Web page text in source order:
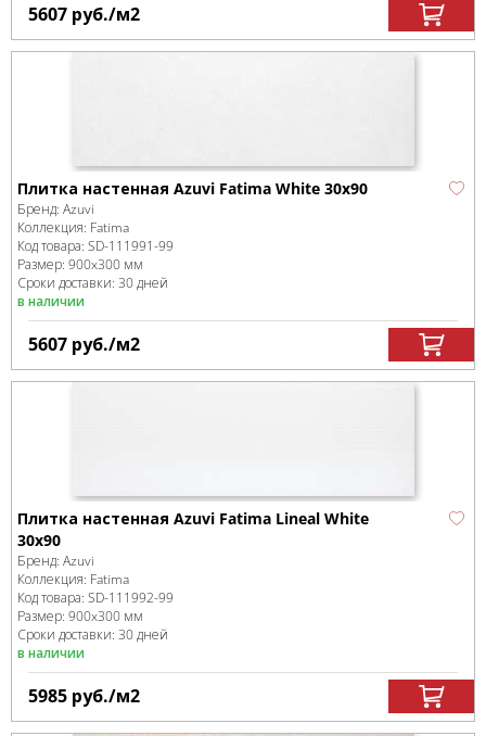
5607 руб./м2
Плитка настенная Azuvi Fatima White 30x90
Бренд: Azuvi
Коллекция: Fatima
Код товара: SD-111991-99
Размер: 900x300 мм
Сроки доставки: 30 дней
в наличии
5607 руб./м2
Плитка настенная Azuvi Fatima Lineal White
30x90
Бренд: Azuvi
Коллекция: Fatima
Код товара: SD-111992-99
Размер: 900x300 мм
Сроки доставки: 30 дней
в наличии
5985 руб./м2